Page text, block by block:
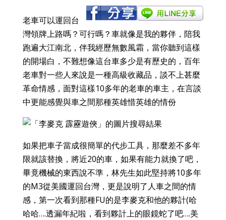
老車可以運回台
灣領牌上路嗎？可行嗎？車就像是我的夥伴，陪我
跑遍大江南北，伴我經歷無數風霜，當你聽到這樣
的開場白，不難想像這台車多少是有歷史的，百年
老車對一些人來說是一種高級收藏品，談不上甚麼
革命情感，面對這樣10多年的老車的車主，在言談
中更能感覺與車之間那種英雄惜英雄的情份
如果把車子當成很簡單的代步工具，那麼差不多年
限就該替換，將近20的車，如果有能力就換了吧，
畢竟機械的東西說不準，林先生如此堅持將10多年
的M3從美國運回台灣，更是說明了人車之間的情
感，第一次看到那種FU的是李麥克和他的夥計(哈
哈哈….透漏年紀啦，看到夥計上的眼鏡蛇了吧….美